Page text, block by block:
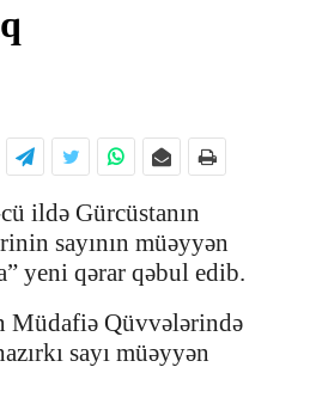
ildə Gürcüstanın
sayının müəyyən
yeni qərar qəbul edib.
Müdafiə Qüvvələrində
sayı müəyyən